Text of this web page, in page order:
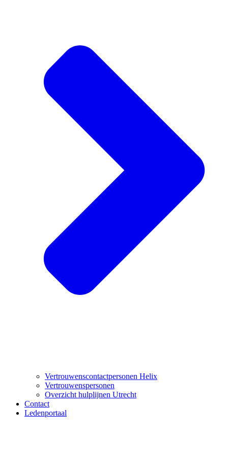
Vertrouwenscontactpersonen Helix
Vertrouwenspersonen
Overzicht hulplijnen Utrecht
Contact
Ledenportaal